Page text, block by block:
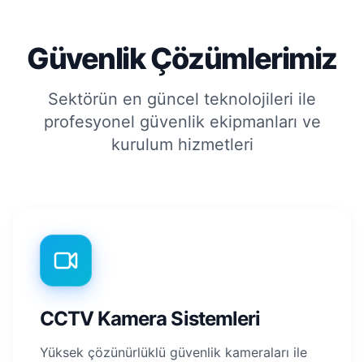
Güvenlik Çözümlerimiz
Sektörün en güncel teknolojileri ile
profesyonel güvenlik ekipmanları ve
kurulum hizmetleri
CCTV Kamera Sistemleri
Yüksek çözünürlüklü güvenlik kameraları ile